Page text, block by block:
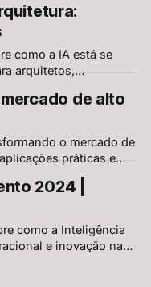
práticas,
como a IA está se
arquitetos,
por meio de
projetos e de alto
o mercado de
práticas em
apresentação e
sobre limites,
na era da
2024 |
como a Inteligência
e inovação na